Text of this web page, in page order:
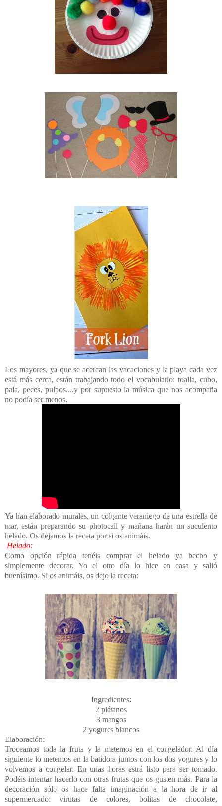
Los mayores, ya que se acercan las vacaciones y la playa cada vez
está más cerca, están trabajando todo el vocabulario: toalla, cubo,
pala, peces, pulpos....y por supuesto la música que nos acompaña
no podía ser menos.
Ya han elaborado murales, un colgante veraniego de una estrella de
mar, están preparando su photocall y mañana harán un suculento
helado. Os dejamos la receta por si os animáis.
Helado:
Como opción rápida tenéis comprar el helado ya hecho y
simplemente decorar. Yo el otro día lo hice en casa y salió
buenísimo. Si os animáis, os dejo la receta:
Ingredientes:
2 plátanos
3 mangos
2 yogures blancos
Elaboración:
Troceamos toda la fruta y la metemos en el congelador. Al día
siguiente lo metemos en la batidora juntos con los dos yogures y lo
volvemos a congelar. En unas horas estrá listo para ser tomado.
Podéis intentar hacerlo con otras frutas que os gusten más. Para la
decoración sólo os hace falta imaginación a la hora de ir al
supermercado: virutas de colores, bolitas de chocolate,